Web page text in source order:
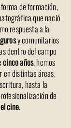
de formación,
que nació
respuesta a la
y comunitarios
dentro del campo
cinco años, hemos
distintas áreas,
hasta la
de
cine.